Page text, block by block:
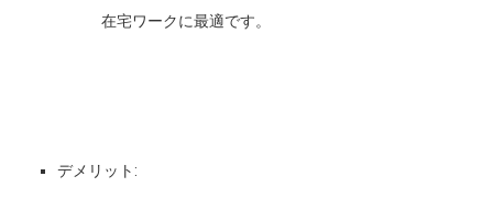
在宅ワークに最適です。
デメリット: